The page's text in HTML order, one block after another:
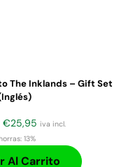
The Inklands – Gift Set
€25,95 iva incl.
13%
Al Carrito